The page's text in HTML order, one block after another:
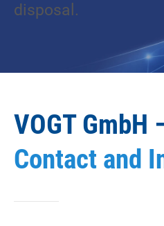
disposal.
VOGT GmbH
Contact and